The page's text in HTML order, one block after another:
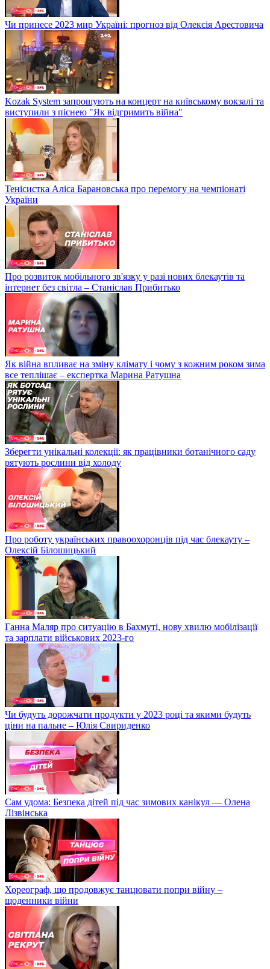
Чи принесе 2023 мир Україні: прогноз від Олексія Арестовича
Kozak System запрошують на концерт на київському вокзалі та
виступили з піснею "Як відгримить війна"
Тенісистка Аліса Барановська про перемогу на чемпіонаті
України
Про розвиток мобільного зв'язку у разі нових блекаутів та
інтернет без світла – Станіслав Прибитько
Як війна впливає на зміну клімату і чому з кожним роком зима
все теплішає – експертка Марина Ратушна
Зберегти унікальні колекції: як працівники ботанічного саду
рятують рослини від холоду
Про роботу українських правоохоронців під час блекауту –
Олексій Білошицький
Ганна Маляр про ситуацію в Бахмуті, нову хвилю мобілізації
та зарплати військових 2023-го
Чи будуть дорожчати продукти у 2023 році та якими будуть
ціни на пальне – Юлія Свириденко
Сам удома: Безпека дітей під час зимових канікул — Олена
Лізвінська
Хореограф, що продовжує танцювати попри війну –
щоденники війни